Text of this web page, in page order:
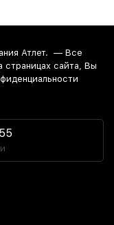
Атлет. — Все
страницах сайта, Вы